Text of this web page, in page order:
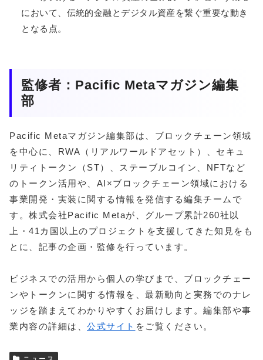
において、伝統的金融とデジタル資産を繋ぐ重要な動き
となる点。
監修者：Pacific Metaマガジン編集
部
Pacific Metaマガジン編集部は、ブロックチェーン領域
を中心に、RWA（リアルワールドアセット）、セキュ
リティトークン（ST）、ステーブルコイン、NFTなど
のトークン活用や、AI×ブロックチェーン領域における
事業開発・実装に関する情報を発信する編集チームで
す。株式会社Pacific Metaが、グループ累計260社以
上・41カ国以上のプロジェクトを支援してきた知見をも
とに、記事の企画・監修を行っています。
ビジネスでの活用から個人の学びまで、ブロックチェー
ンやトークンに関する情報を、最新動向と実務でのナレ
ッジを踏まえてわかりやすくお届けします。編集部や事
業内容の詳細は、 公式サイト をご覧ください。